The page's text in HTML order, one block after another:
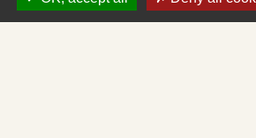
Courriel